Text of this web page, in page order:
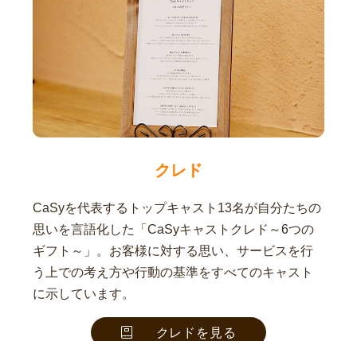
クレド
CaSyを代表するトップキャスト13名が自分たちの
思いを言語化した「CaSyキャストクレド～6つの
ギフト～」。お客様に対する思い、サービスを行
う上での考え方や行動の基準をすべてのキャスト
に示しています。
クレドを見る